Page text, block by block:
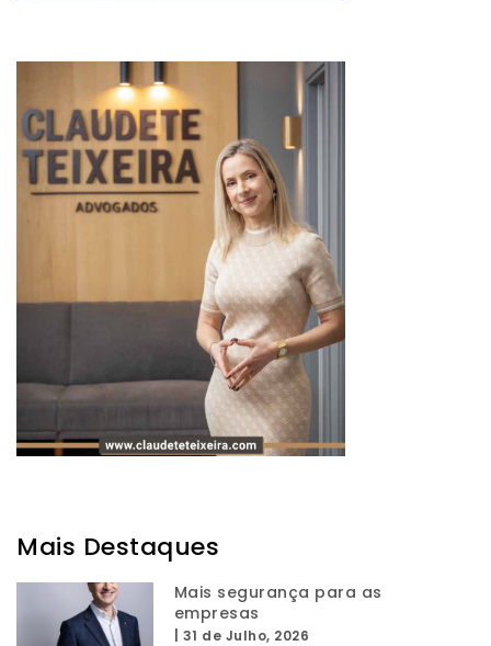
Mais Destaques
Mais segurança para as
empresas
31 de Julho, 2026